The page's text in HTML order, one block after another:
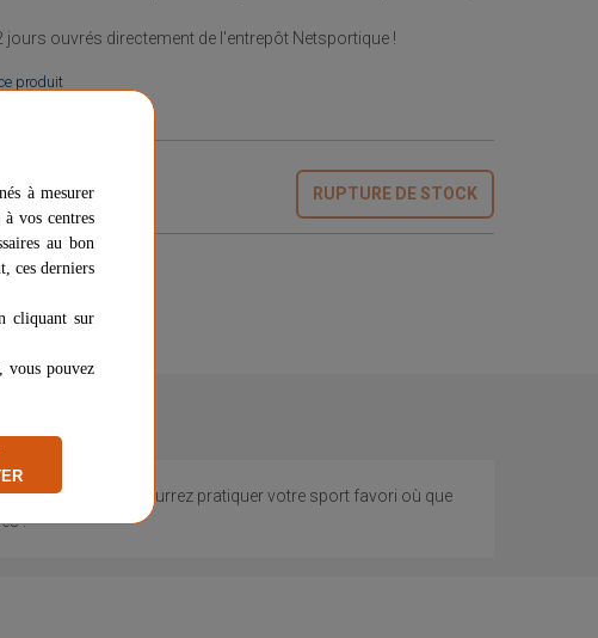
jours ouvrés directement de l'entrepôt Netsportique !
produit
RUPTURE DE STOCK
juridique
vous pourrez pratiquer votre sport favori où que
!
à mesurer
vos centres
au bon
ces derniers
cliquant sur
vous pouvez